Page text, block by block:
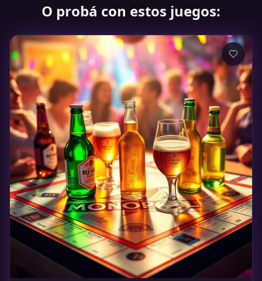
O probá con estos juegos: